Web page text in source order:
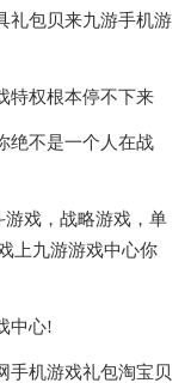
礼包贝来九游手机游
特权根本停不下来
绝不是一个人在战
游戏，战略游戏，单
上九游游戏中心你
中心!
手机游戏礼包淘宝贝